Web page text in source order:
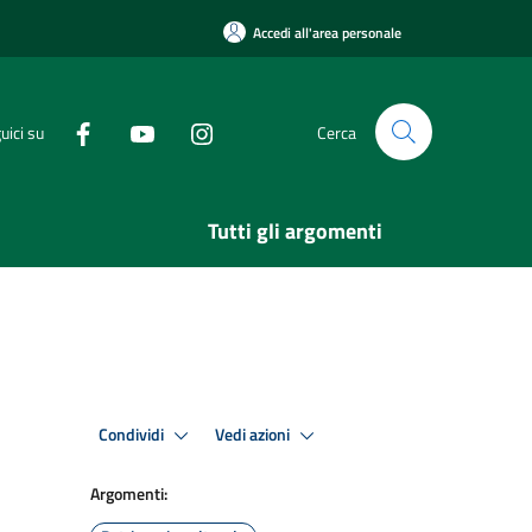
Accedi all'area personale
su Cerca
Tutti gli argomenti
Condividi Vedi azioni
Argomenti: